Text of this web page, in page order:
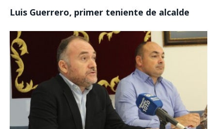
Luis Guerrero, primer teniente de alcalde